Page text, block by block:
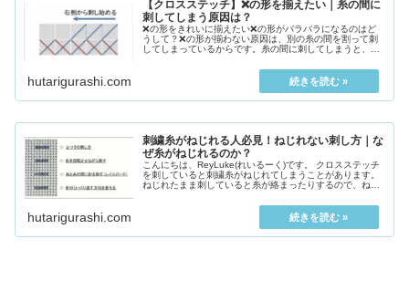
【クロスステッチ】❌の形を揃えたい｜糸の間に
刺してしまう原因は？
❌の形をきれいに揃えたい❌の形がバラバラになるのはど
うして？❌の形が揃わない原因は、別の糸の間を割って刺
してしまっているからです。糸の間に刺してしまうと、❌
hutarigurashi.com
刺繍糸がねじれる人必見！ねじれない刺し方｜な
ぜ糸がねじれるのか？
こんにちは、ReyLuke(れいるーく)です。 クロスステッチ
を刺していると刺繍糸がねじれてしまうことがあります。
ねじれたまま刺していると糸が絡まったりするので、ねじ
hutarigurashi.com